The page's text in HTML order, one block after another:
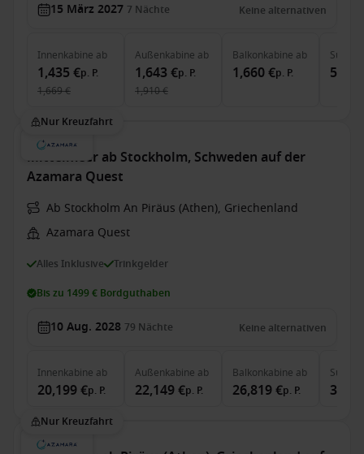
15 März 2027 7 Nächte Keine alternativen
Innenkabine ab
1,435 €p. P.
1,669 €
Außenkabine ab
1,643 €p. P.
1,910 €
Balkonkabine ab
1,660 €p. P.
Suite
Nur Kreuzfahrt
Mittelmeer ab Stockholm, Schweden auf der
Azamara Quest
Ab Stockholm An Piräus (Athen), Griechenland
Azamara Quest
Alles Inklusive Trinkgelder
Bis zu 1499 € Bordguthaben
10 Aug. 2028 79 Nächte Keine alternativen
Innenkabine ab
20,199 €p. P.
Außenkabine ab
22,149 €p. P.
Balkonkabine ab
26,819 €p. P.
Suite
Nur Kreuzfahrt